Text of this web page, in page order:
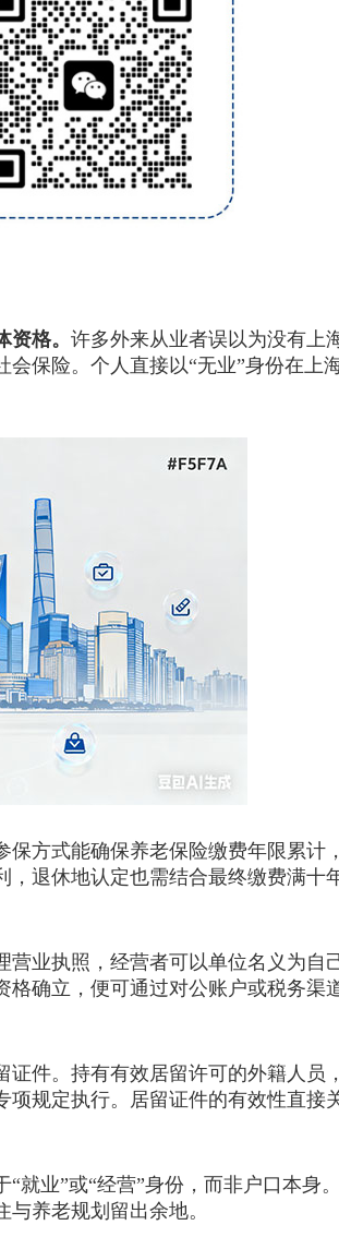
格。 许多外来从业者误以为没有上
保险。个人直接以“无业”身份在上
保方式能确保养老保险缴费年限累计
退休地认定也需结合最终缴费满十
业执照，经营者可以单位名义为自
确立，便可通过对公账户或税务渠
件。持有有效居留许可的外籍人员
规定执行。居留证件的有效性直接
就业”或“经营”身份，而非户口本身
养老规划留出余地。